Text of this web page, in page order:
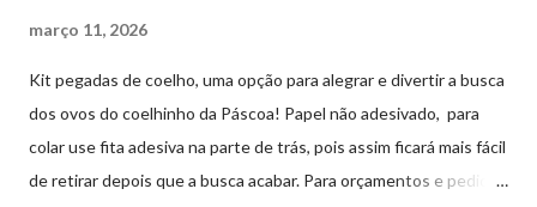
março 11, 2026
Kit pegadas de coelho, uma opção para alegrar e divertir a busca
dos ovos do coelhinho da Páscoa! Papel não adesivado, para
colar use fita adesiva na parte de trás, pois assim ficará mais fácil
de retirar depois que a busca acabar. Para orçamentos e pedidos